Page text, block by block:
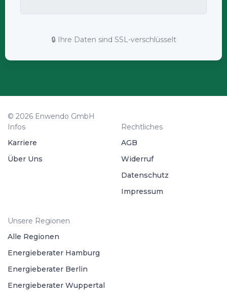
🔒 Ihre Daten sind SSL-verschlüsselt
© 2026 Enwendo GmbH
Infos
Karriere
Über Uns
Rechtliches
AGB
Widerruf
Datenschutz
Impressum
Unsere Regionen
Alle Regionen
Energieberater Hamburg
Energieberater Berlin
Energieberater Wuppertal